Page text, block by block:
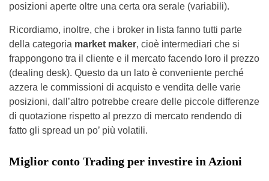
posizioni aperte oltre una certa ora serale (variabili).
Ricordiamo, inoltre, che i broker in lista fanno tutti parte
della categoria market maker, cioè intermediari che si
frappongono tra il cliente e il mercato facendo loro il prezzo
(dealing desk). Questo da un lato è conveniente perché
azzera le commissioni di acquisto e vendita delle varie
posizioni, dall’altro potrebbe creare delle piccole differenze
di quotazione rispetto al prezzo di mercato rendendo di
fatto gli spread un po’ più volatili.
Miglior conto Trading per investire in Azioni